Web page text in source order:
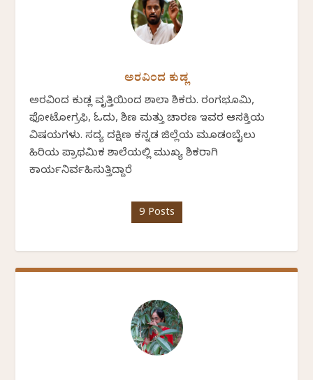
ಅರವಿಂದ ಕುಡ್ಲ
ಅರವಿಂದ ಕುಡ್ಲ ವೃತ್ತಿಯಿಂದ ಶಾಲಾ ಶಿಕ್ಷಕರು. ರಂಗಭೂಮಿ,
ಫೋಟೋಗ್ರಫಿ, ಓದು, ಶಿಕ್ಷಣ ಮತ್ತು ಚಾರಣ ಇವರ ಆಸಕ್ತಿಯ
ವಿಷಯಗಳು. ಸದ್ಯ ದಕ್ಷಿಣ ಕನ್ನಡ ಜಿಲ್ಲೆಯ ಮೂಡಂಬೈಲು
ಹಿರಿಯ ಪ್ರಾಥಮಿಕ ಶಾಲೆಯಲ್ಲಿ ಮುಖ್ಯ ಶಿಕ್ಷಕರಾಗಿ
ಕಾರ್ಯನಿರ್ವಹಿಸುತ್ತಿದ್ದಾರೆ
9 Posts